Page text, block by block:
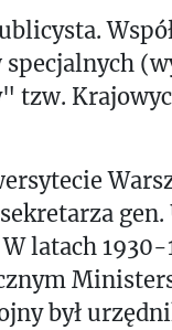
sekretarza
latach 1930-
był